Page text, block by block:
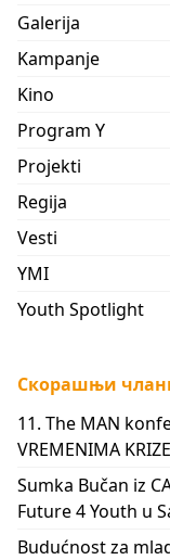
Galerija
Kampanje
Kino
Program Y
Projekti
Regija
Vesti
YMI
Youth Spotlight
Скорашњи
11. The MAN
VREMENIMA KRIZE
Sumka Bučan iz
Future 4 Youth u
Budućnost za